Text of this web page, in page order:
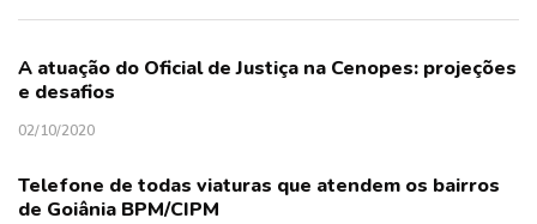
A atuação do Oficial de Justiça na Cenopes: projeções
e desafios
02/10/2020
Telefone de todas viaturas que atendem os bairros
de Goiânia BPM/CIPM